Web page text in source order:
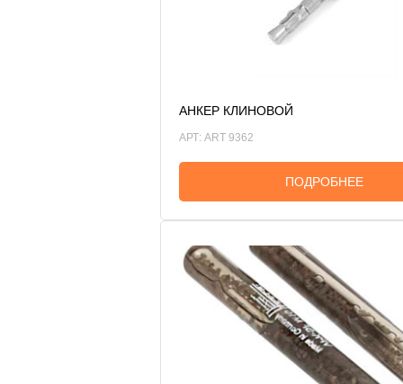
АНКЕР КЛИНОВОЙ
АРТ: ART 9362
ПОДРОБНЕЕ